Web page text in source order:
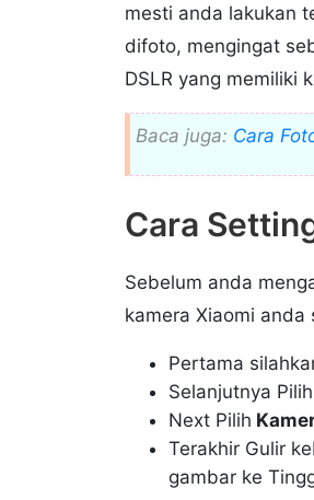
mesti anda lakukan
difoto, mengingat
DSLR yang memiliki
Baca juga: Cara
Cara
Sebelum anda
kamera Xiaomi
Pertama
Selanjutnya Pilih
Next Pilih
Terakhir Gulir
gambar ke